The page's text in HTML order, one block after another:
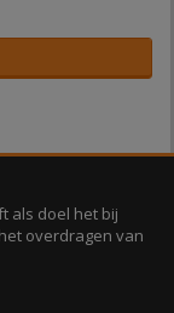
als doel het bij
overdragen van